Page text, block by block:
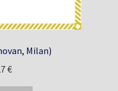
Milan)
€Aktuálna